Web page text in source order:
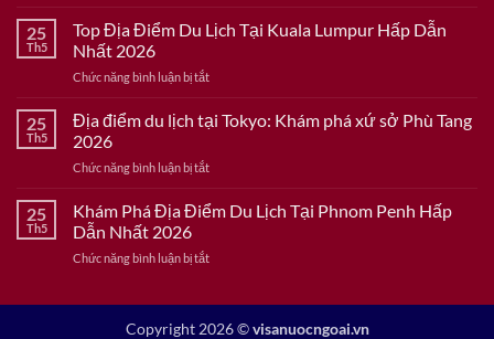
Bắc
Dẫn
2026
Điểm
Du
Tại
Hấp
2026
25
Th5
Top Địa Điểm Du Lịch Tại Kuala Lumpur Hấp Dẫn
Nhất 2026
Chức năng bình luận bị tắtở
Địa
Điểm
Lịch
Kuala
Dẫn
25
Th5
Địa điểm du lịch tại Tokyo: Khám phá xứ sở Phù Tang
2026
Chức năng bình luận bị tắtở
điểm
tại
xứ
25
Th5
Khám Phá Địa Điểm Du Lịch Tại Phnom Penh Hấp
Dẫn Nhất 2026
Chức năng bình luận bị tắtở
Điểm
Copyright 2026 ©visanuocngoai.vn